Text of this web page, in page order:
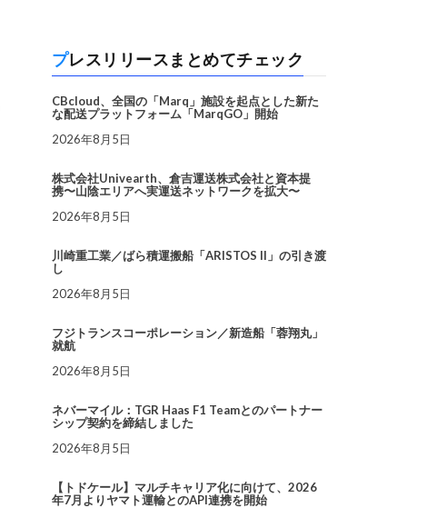
プレスリリースまとめてチェック
CBcloud、全国の「Marq」施設を起点とした新た
な配送プラットフォーム「MarqGO」開始
2026年8月5日
株式会社Univearth、倉吉運送株式会社と資本提
携〜山陰エリアへ実運送ネットワークを拡大〜
2026年8月5日
川崎重工業／ばら積運搬船「ARISTOS II」の引き渡
し
2026年8月5日
フジトランスコーポレーション／新造船「蓉翔丸」
就航
2026年8月5日
ネバーマイル：TGR Haas F1 Teamとのパートナー
シップ契約を締結しました
2026年8月5日
【トドケール】マルチキャリア化に向けて、2026
年7月よりヤマト運輸とのAPI連携を開始